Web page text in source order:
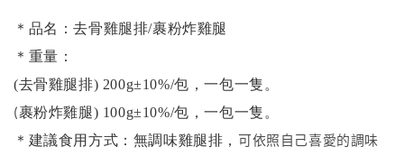
＊品名：去骨雞腿排/裹粉炸雞腿
＊重量：
(去骨雞腿排) 200g±10%/包，一包一隻。
(裹粉炸雞腿) 100g±10%/包，一包一隻。
＊建議食用方式：無調味雞腿排， 可依照自己喜愛的調味